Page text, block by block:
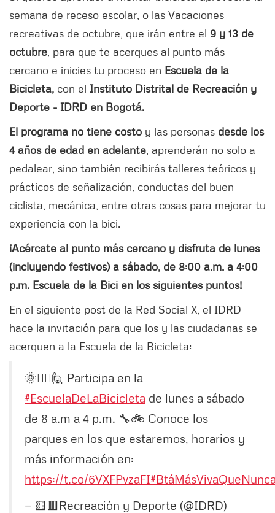
semana de receso escolar, o las Vacaciones
recreativas de octubre, que irán entre el 9 y 13 de
octubre , para que te acerques al punto más
cercano e inicies tu proceso en Escuela de la
Bicicleta, con el Instituto Distrital de Recreación y
Deporte - IDRD en Bogotá.
El programa no tiene costo y las personas desde los
4 años de edad en adelante , aprenderán no solo a
pedalear, sino también recibirás talleres teóricos y
prácticos de señalización, conductas del buen
ciclista, mecánica, entre otras cosas para mejorar tu
experiencia con la bici.
¡Acércate al punto más cercano y disfruta de lunes
(incluyendo festivos) a sábado, de 8:00 a.m. a 4:00
p.m. Escuela de la Bici en los siguientes puntos!
En el siguiente post de la Red Social X, el IDRD
hace la invitación para que los y las ciudadanas se
acerquen a la Escuela de la Bicicleta:
🌞🚴‍♀️🙋 Participa en la
#EscuelaDeLaBicicleta de lunes a sábado
de 8 a.m a 4 p.m. 🔧🚲 Conoce los
parques en los que estaremos, horarios y
más información en:
https://t.co/6VXFPvzaFI
— 🟨🟥Recreación y Deporte (@IDRD)